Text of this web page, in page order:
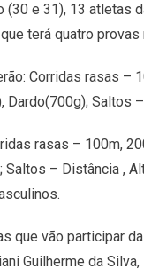
(30 e 31), 13 atletas
terá quatro
Corridas rasas –
Dardo(700g); Saltos
rasas – 100m,
Saltos – Distância ,
que vão participar
Guilherme da